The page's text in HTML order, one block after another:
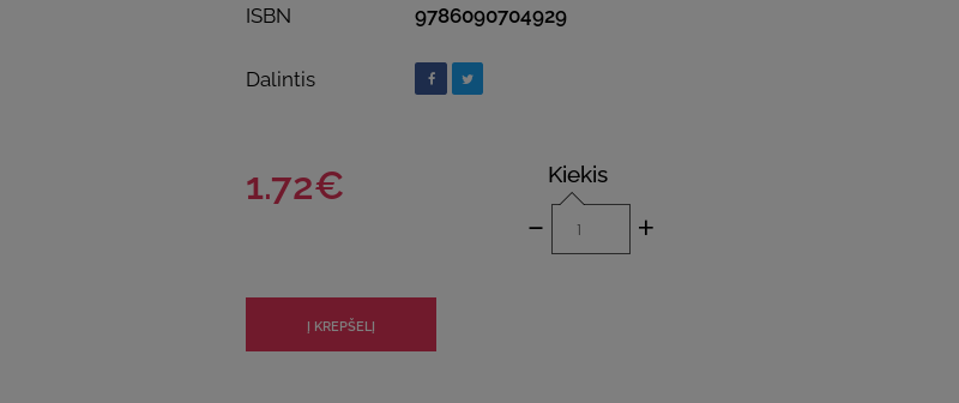
ISBN
9786090704929
Dalintis
1.72€ Kiekis
- +